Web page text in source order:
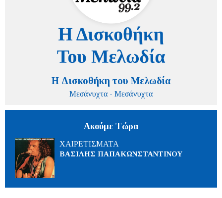
Η Δισκοθήκη του Μελωδία
Μεσάνυχτα - Μεσάνυχτα
Ακούμε Τώρα
ΧΑΙΡΕΤΙΣΜΑΤΑ
ΒΑΣΙΛΗΣ ΠΑΠΑΚΩΝΣΤΑΝΤΙΝΟΥ